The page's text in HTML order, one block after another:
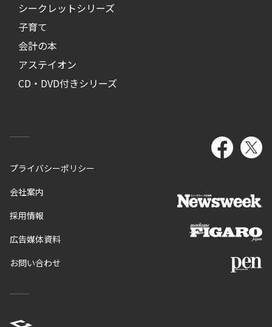
シークレットシリーズ
子育て
会計の本
アステイオン
CD・DVD付きシリーズ
プライバシーポリシー
会社案内
採用情報
広告媒体資料
お問い合わせ